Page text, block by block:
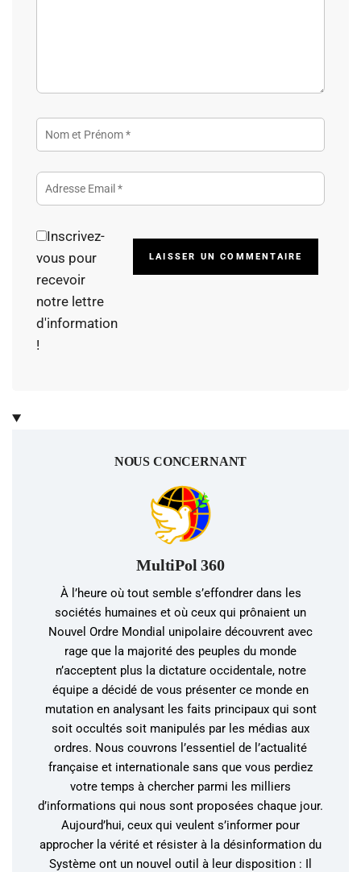
Inscrivez-
vous pour
recevoir
notre lettre
d'information
!
NOUS CONCERNANT
MultiPol 360
À l’heure où tout semble s’effondrer dans les
sociétés humaines et où ceux qui prônaient un
Nouvel Ordre Mondial unipolaire découvrent avec
rage que la majorité des peuples du monde
n’acceptent plus la dictature occidentale, notre
équipe a décidé de vous présenter ce monde en
mutation en analysant les faits principaux qui sont
soit occultés soit manipulés par les médias aux
ordres. Nous couvrons l’essentiel de l’actualité
française et internationale sans que vous perdiez
votre temps à chercher parmi les milliers
d’informations qui nous sont proposées chaque jour.
Aujourd’hui, ceux qui veulent s’informer pour
approcher la vérité et résister à la désinformation du
Système ont un nouvel outil à leur disposition : Il